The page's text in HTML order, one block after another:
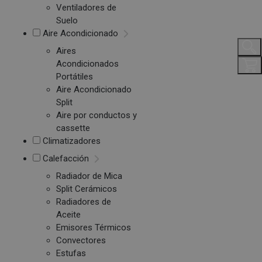
Ventiladores de
Suelo
Aire Acondicionado
Aires
Acondicionados
Portátiles
Aire Acondicionado
Split
Aire por conductos y
cassette
Climatizadores
Calefacción
Radiador de Mica
Split Cerámicos
Radiadores de
Aceite
Emisores Térmicos
Convectores
Estufas